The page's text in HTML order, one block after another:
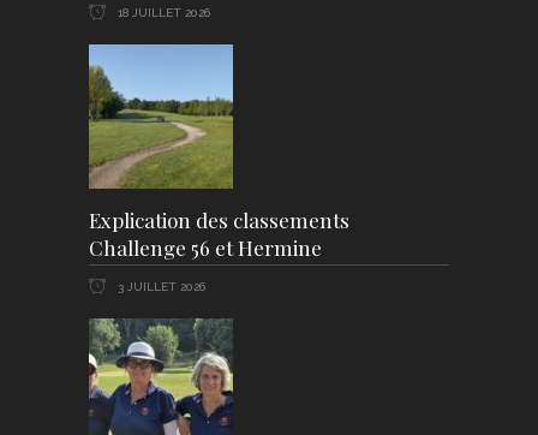
18 JUILLET 2026
Explication des classements
Challenge 56 et Hermine
3 JUILLET 2026